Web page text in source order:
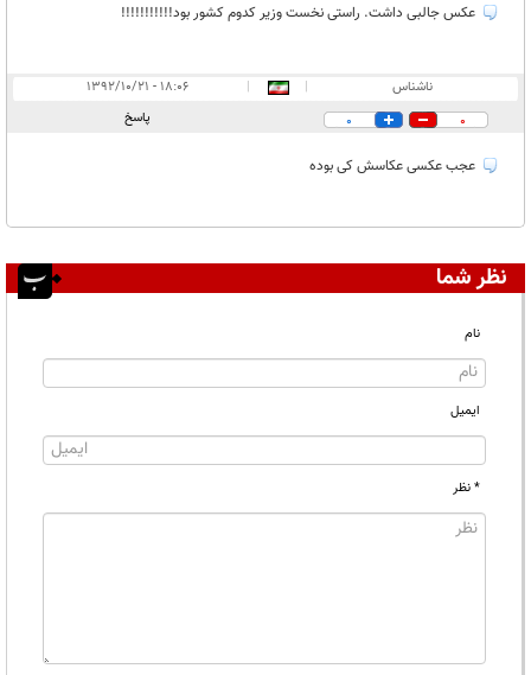
عکس جالبی داشت. راستی نخست وزیر کدوم کشور بود!!!!!!!!!!!
ناشناس |
|
۱۸:۰۶ - ۱۳۹۲/۱۰/۲۱
0
0 پاسخ
عجب عکسی عکاسش کی بوده
نظر شما
نام
ایمیل
* نظر